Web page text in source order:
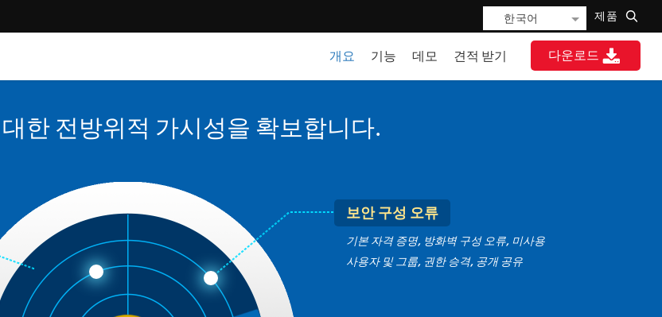
한국어 제품
다운로드
개요 기능 데모 견적 받기
한 전방위적 가시성을 확보합니다.
보안 구성 오류
기본 자격 증명, 방화벽 구성 오류, 미사용
사용자 및 그룹, 권한 승격, 공개 공유